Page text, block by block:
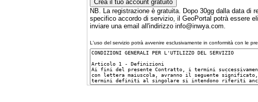
NB. La registrazione è gratuita. Dopo 30gg dalla data di
specifico accordo di servizio, il GeoPortal potrà essere
inviare una email all'indirizzo info@inwya.com.
L'uso del servizio potrà avvenire esclusivamente in conformità con le